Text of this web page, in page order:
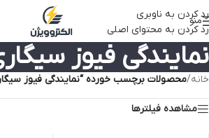
رد کردن به ناوبری
رد کردن به محتوای اصلی
منو
نمایندگی فیوز
خانه/محصولات برچسب خورده “نمایندگی فیوز
مشاهده فیلترها